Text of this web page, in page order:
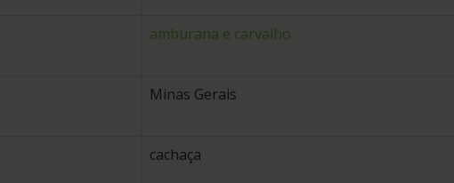
amburana e carvalho
Minas Gerais
cachaça